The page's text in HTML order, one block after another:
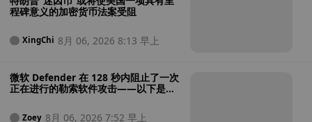
程碑意义的加密货币法案受阻
XingChi 8月 06, 2026 8:13 早上
微软 Defender 在 128 秒内阻止了一次
正在进行的勒索软件攻击——以下是其
Zoey 8月 06, 2026 7:52 早上